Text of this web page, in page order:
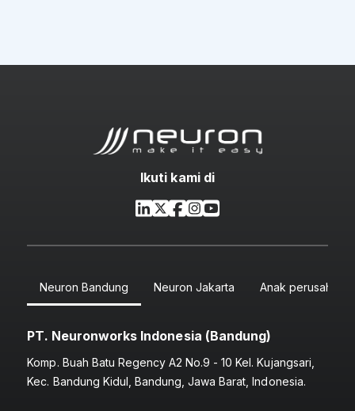
Ikuti kami di
Neuron Bandung Neuron Jakarta Anak perusahaan
PT. Neuronworks Indonesia (Bandung)
Komp. Buah Batu Regency A2 No.9 - 10 Kel. Kujangsari,
Kec. Bandung Kidul, Bandung, Jawa Barat, Indonesia.